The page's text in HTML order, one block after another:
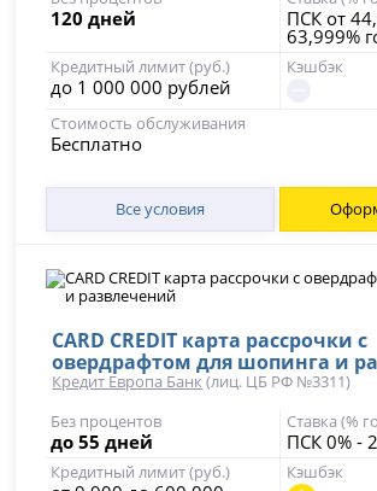
120 дней ПСК от
63,999%
Кредитный лимит (руб.)
до 1 000 000 рублей
Кэшбэк
Стоимость обслуживания
Бесплатно
Все условия
CARD CREDIT карта рассрочки с
овердрафтом для шопинга и
Кредит Европа Банк (лиц. ЦБ РФ №3311)
Без процентов
до 55 дней
Ставка (%
ПСК 0% -
Кредитный лимит (руб.) Кэшбэк